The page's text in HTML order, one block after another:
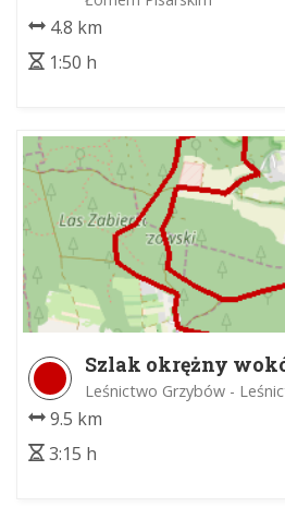
4.8 km
1:50 h
Szlak okrężny
Leśnictwo Grzybów -
9.5 km
3:15 h